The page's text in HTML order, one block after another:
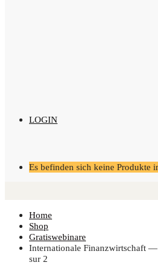
LOGIN
Es befinden sich keine Produkte
Home
Shop
Gratiswebinare
Inter­na­tio­na­le Finanz­wirt­schaft
sur 2